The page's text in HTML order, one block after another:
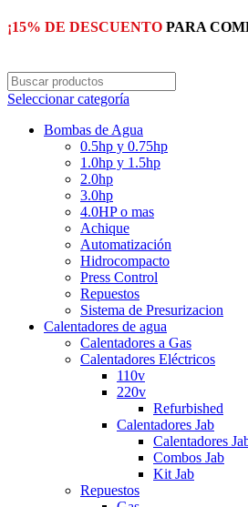
¡15% DE DESCUENTO PARA
Seleccionar categoría
Bombas de Agua
0.5hp y 0.75hp
1.0hp y 1.5hp
2.0hp
3.0hp
4.0HP o mas
Achique
Automatización
Hidrocompacto
Press Control
Repuestos
Sistema de Presurizacion
Calentadores de agua
Calentadores a Gas
Calentadores Eléctricos
110v
220v
Refurbished
Calentadores Jab
Calentadores
Combos Jab
Kit Jab
Repuestos